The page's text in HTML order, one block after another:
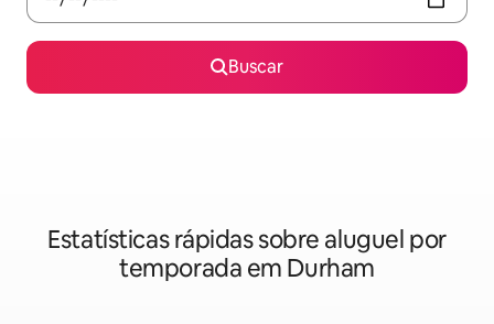
Buscar
Estatísticas rápidas sobre aluguel por
temporada em Durham